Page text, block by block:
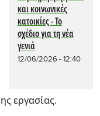
και κοινωνικές
κατοικίες - Το
σχέδιο για τη νέα
γενιά
12/06/2026 - 12:40
εργασίας.